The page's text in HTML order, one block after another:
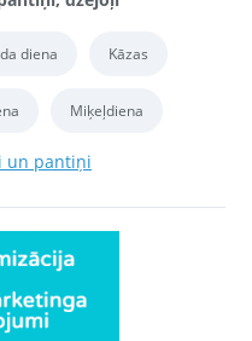
diena Kāzas
Miķeļdiena
un pantiņi